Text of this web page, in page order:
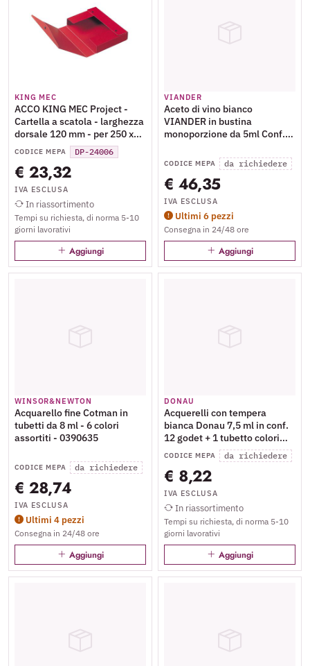
KING MEC
ACCO KING MEC Project -
Cartella a scatola - larghezza
dorsale 120 mm - per 250 x
350 mm - giallo
CODICE MEPA DP-24006
€ 23,32
IVA ESCLUSA
In riassortimento
Tempi su richiesta, di norma 5-10
giorni lavorativi
Aggiungi
VIANDER
Aceto di vino bianco
VIANDER in bustina
monoporzione da 5ml Conf.
CODICE MEPA da richiedere
€ 46,35
IVA ESCLUSA
Ultimi 6 pezzi
Consegna in 24/48 ore
Aggiungi
WINSOR&NEWTON
Acquarello fine Cotman in
tubetti da 8 ml - 6 colori
assortiti - 0390635
CODICE MEPA da richiedere
€ 28,74
IVA ESCLUSA
Ultimi 4 pezzi
Consegna in 24/48 ore
Aggiungi
DONAU
Acquerelli con tempera
bianca Donau 7,5 ml in conf.
12 godet + 1 tubetto colori
assortiti - 330204
CODICE MEPA da richiedere
€ 8,22
IVA ESCLUSA
In riassortimento
Tempi su richiesta, di norma 5-10
giorni lavorativi
Aggiungi